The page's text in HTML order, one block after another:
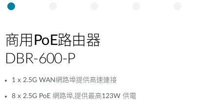
商用PoE路由器
DBR-600-P
1 x 2.5G WAN網路埠提供高速連接
8 x 2.5G PoE 網路埠,提供最高123W 供電